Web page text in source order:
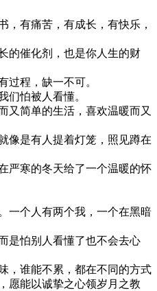
，有痛苦，有成长，有快乐，
的催化剂，也是你人生的财
过程，缺一不可。
们怕被人看懂。
又简单的生活，喜欢温暖而又
像是有人提着灯笼，照见蹲在
严寒的冬天给了一个温暖的怀
一个人有两个我，一个在黑暗
是怕别人看懂了也不会去心
，谁能不累，都在不同的方式
愿能以诚挚之心领岁月之教